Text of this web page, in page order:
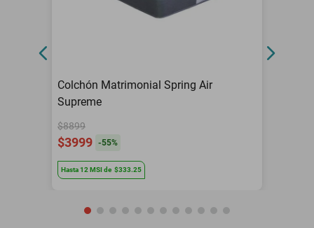
Colchón Matrimonial Spring Air
Supreme
$8899
$3999 -55%
Hasta12 MSIde $333.25